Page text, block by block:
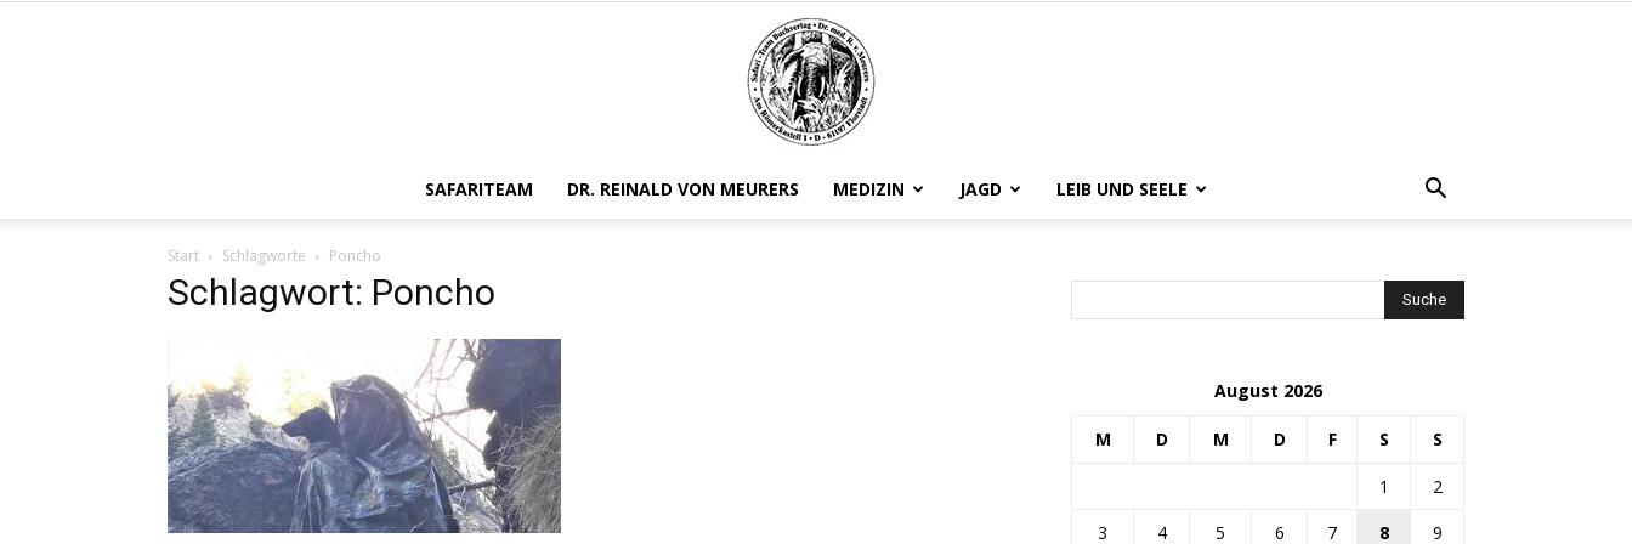
SAFARITEAM DR. REINALD VON MEURERS MEDIZIN JAGD LEIB UND SEELE
Start Schlagworte Poncho
Schlagwort: Poncho
August 2026
M D M D F S S
1
2
3
4 5 6 7 8
9